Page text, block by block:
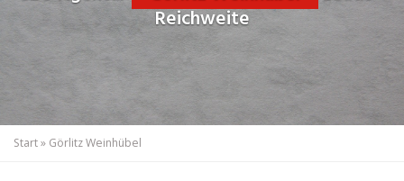
Reichweite
Start» Görlitz Weinhübel